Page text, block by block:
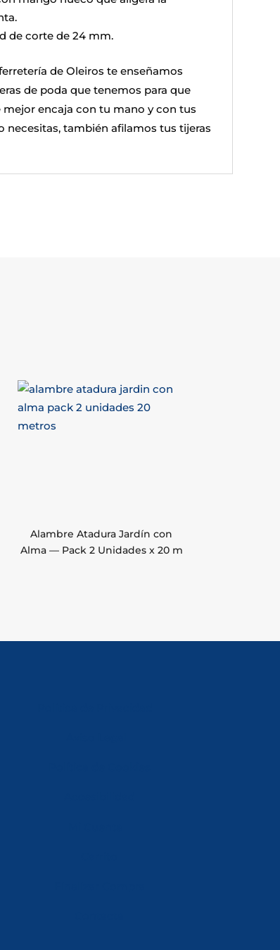
de corte de 24 mm.
de Oleiros te enseñamos
de poda que tenemos para que
mejor encaja con tu mano y con tus
necesitas, también afilamos tus tijeras
Alambre Atadura Jardín con
Alma — Pack 2 Unidades x 20 m